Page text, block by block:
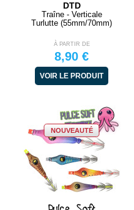
DTD
Traîne - Verticale
Turlutte (55mm/70mm)
À PARTIR DE
8,90 €
VOIR LE PRODUIT
NOUVEAUTÉ